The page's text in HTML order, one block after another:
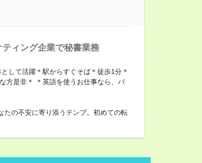
ィング企業で秘書業務
して活躍＊駅からすぐそば＊徒歩1分＊
方是非＊ ＊英語を使うお仕事なら、パ
たの不安に寄り添うテンプ。初めての転